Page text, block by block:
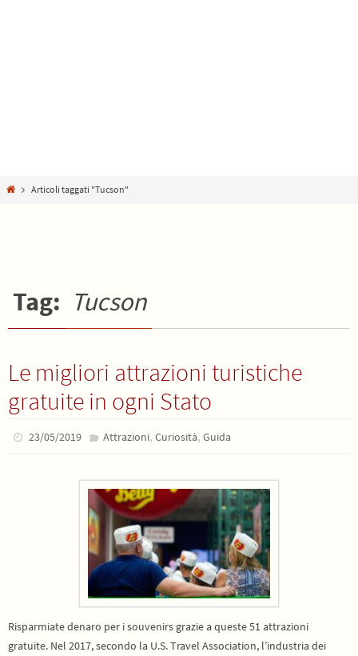
HomeArticoli taggati "Tucson"
Tag: Tucson
Le migliori attrazioni turistiche
gratuite in ogni Stato
23/05/2019 Attrazioni, Curiosità, Guida
Risparmiate denaro per i souvenirs grazie a queste 51 attrazioni
gratuite. Nel 2017, secondo la U.S. Travel Association, l’industria dei